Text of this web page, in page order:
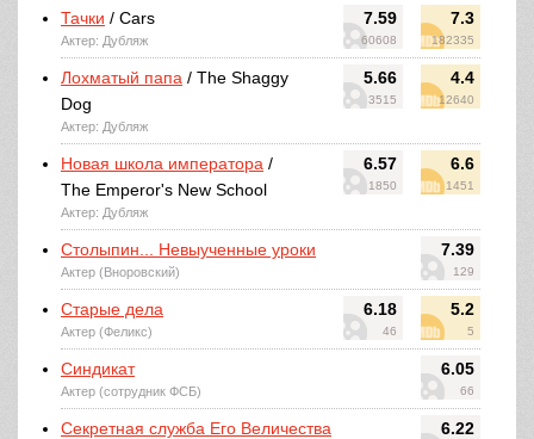
7.59
60608
7.3
182335
Тачки / Cars
Актер: Дубляж
5.66
3515
4.4
12640
Лохматый папа / The Shaggy
Dog
Актер: Дубляж
6.57
1850
6.6
1451
Новая школа императора /
The Emperor's New School
Актер: Дубляж
7.39
129
Столыпин... Невыученные уроки
Актер (Вноровский)
6.18
46
5.2
5
Старые дела
Актер (Феликс)
6.05
66
Синдикат
Актер (сотрудник ФСБ)
6.22
Секретная служба Его Величества